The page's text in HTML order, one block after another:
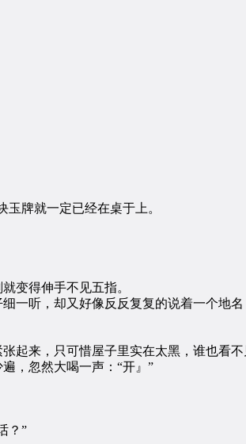
牌就一定已经在桌于上。
变得伸手不见五指。
听，却又好像反反复复的说着一个地名
来，只可惜屋子里实在太黑，谁也看不
，忽然大喝一声：“开』”
？”